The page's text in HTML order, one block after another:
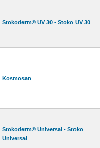
Stokoderm® UV 30 - Stoko UV 30
Kosmosan
Stokoderm® Universal - Stoko
Universal